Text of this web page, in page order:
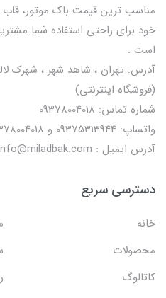
مناسب ترین قیمت باک موتور،
خود برای راحتی استفاده شما
است .
(فروشگاه اینترنتی)
شماره تماس: 09378004018
واتساپ: 09375313944 و 09378004018
آدرس ایمیل : info@miladbak.com
دسترسی سریع
خانه
محصولات
کاتالوگ